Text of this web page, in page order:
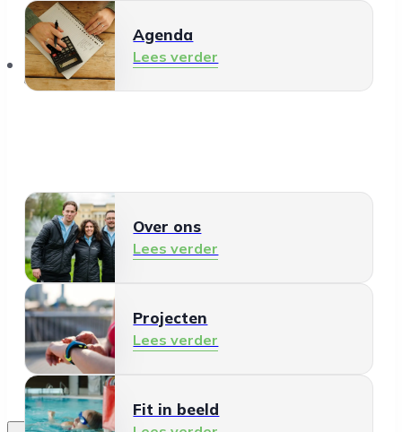
Agenda
Lees verder
Over ons
Over ons
Lees verder
Projecten
Lees verder
Fit in beeld